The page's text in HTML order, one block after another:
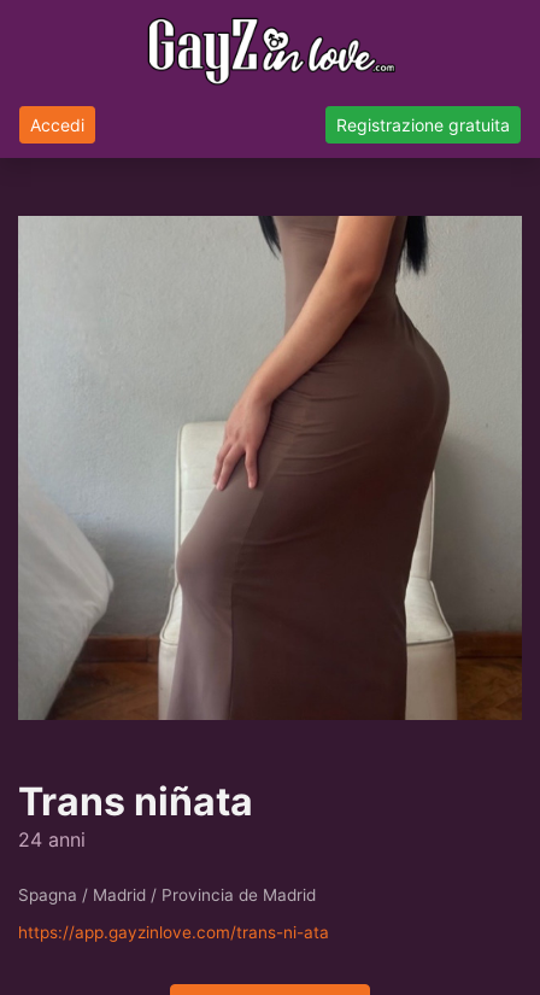
Accedi Registrazione gratuita
Trans niñata
24 anni
Spagna / Madrid / Provincia de Madrid
https://app.gayzinlove.com/trans-ni-ata